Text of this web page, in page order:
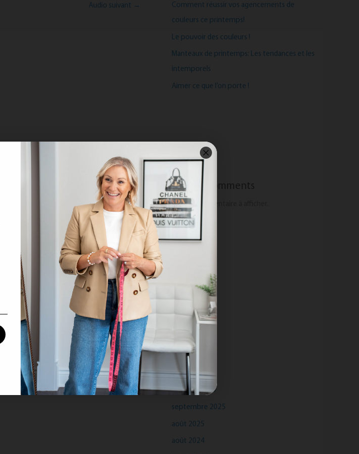
Audio suivant →
Comment réussir vos agencements de
couleurs ce printemps!
Le pouvoir des couleurs !
Manteaux de printemps: Les tendances et les
intemporels
Aimer ce que l’on porte !
Recent Comments
Aucun commentaire à afficher.
Archives
juillet 2026
mars 2026
janvier 2026
octobre 2025
septembre 2025
août 2025
août 2024